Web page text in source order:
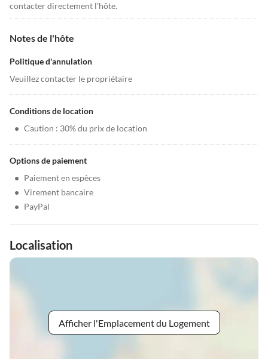
contacter directement l'hôte.
Notes de l'hôte
Politique d'annulation
Veuillez contacter le propriétaire
Conditions de location
• Caution : 30% du prix de location
Options de paiement
• Paiement en espèces
• Virement bancaire
• PayPal
Localisation
Afficher l'Emplacement du Logement